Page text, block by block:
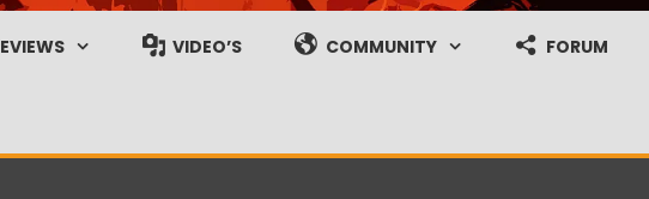
VIDEO’S COMMUNITY FORUM